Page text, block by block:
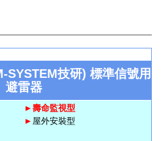
技研) 標準信號用
避雷器
►壽命監視型
► 屋外安裝型